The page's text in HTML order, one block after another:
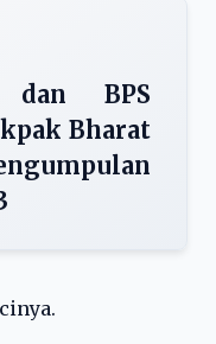
dan BPS
Bharat